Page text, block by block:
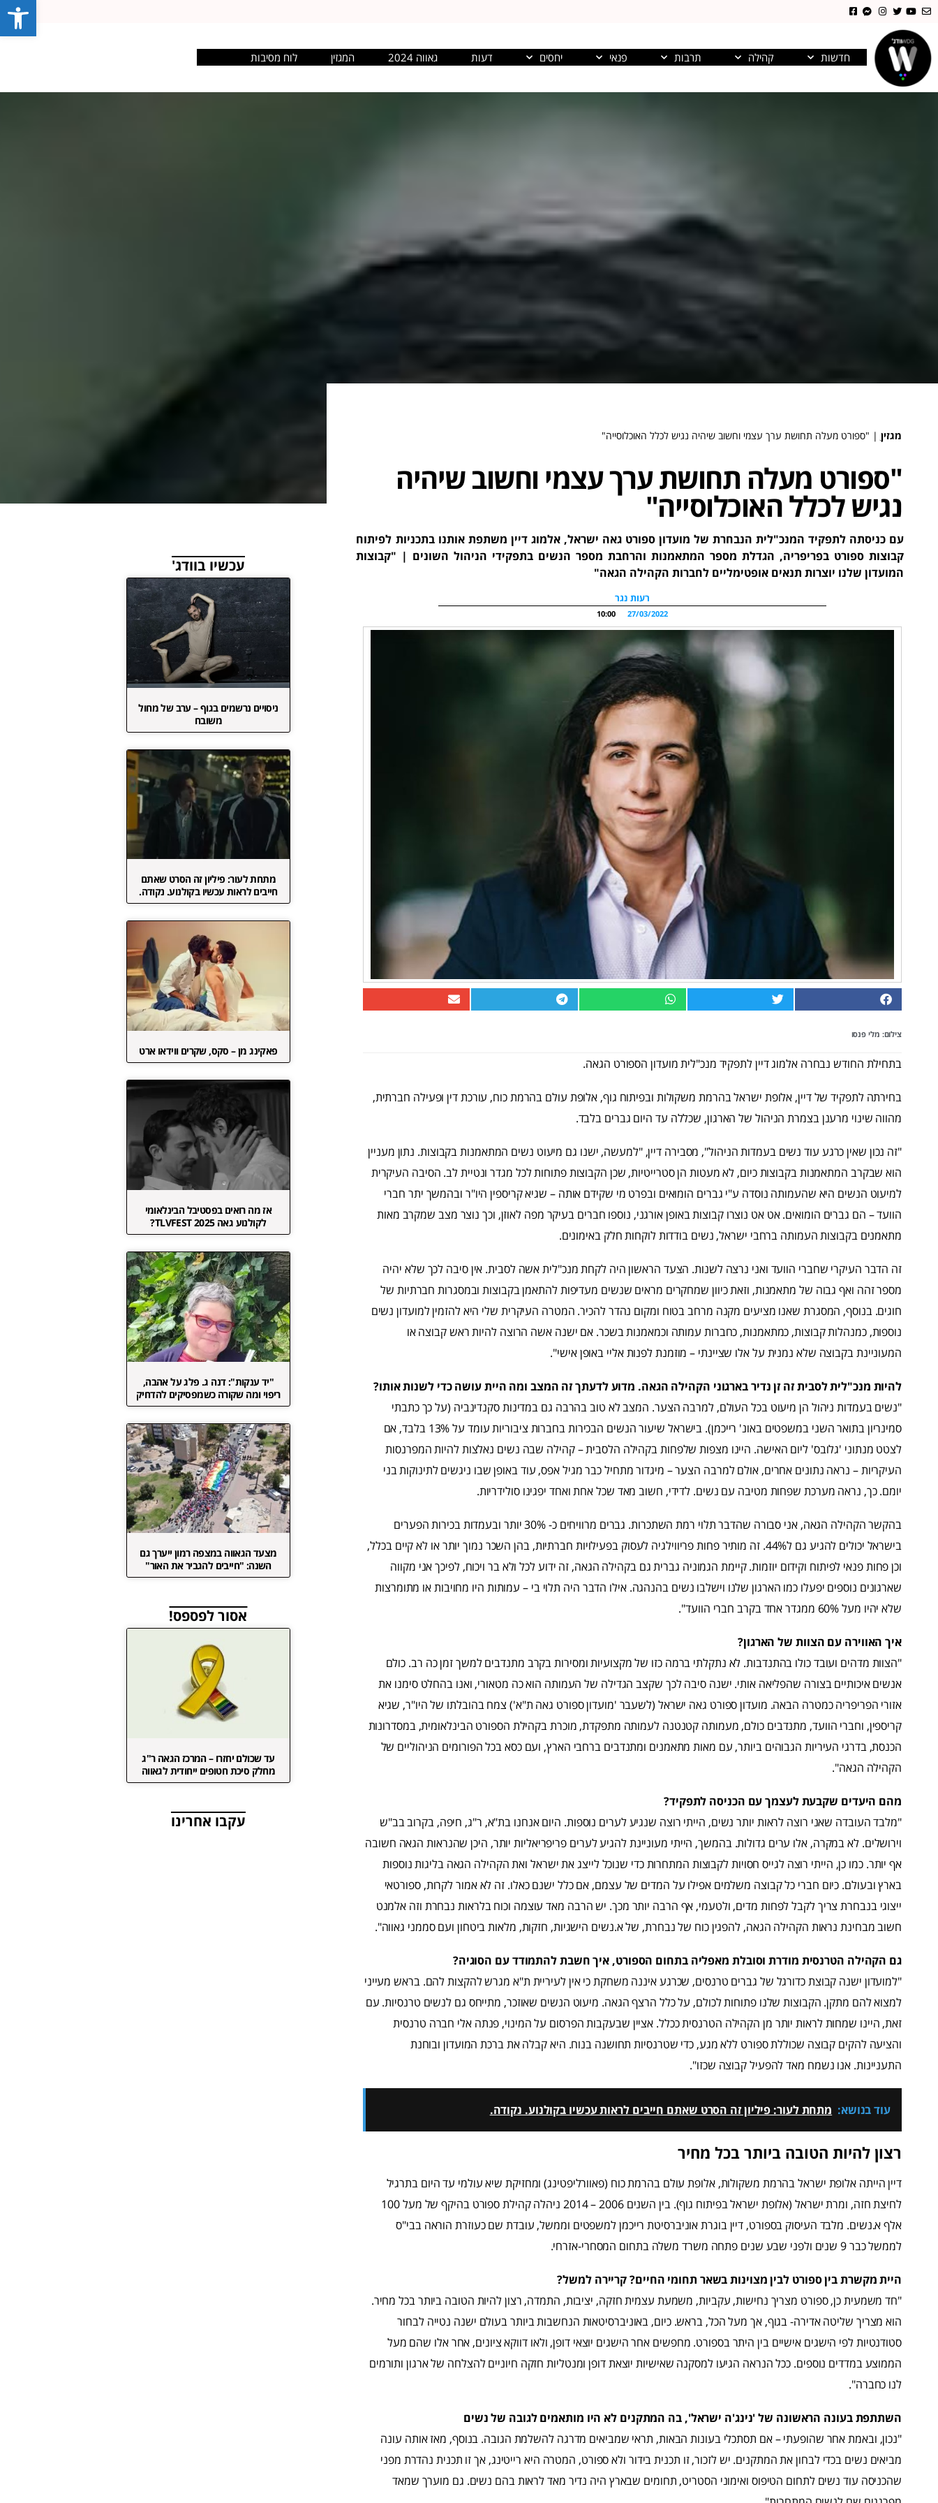
חדשות קהילה תרבות פנאי יחסים דעות גאווה 2024 המגזין לוח מסיבות
מגזין ֻ| "ספורט מעלה תחושת ערך עצמי וחשוב שיהיה נגיש לכלל האוכלוסייה"
"ספורט מעלה תחושת ערך עצמי וחשוב שיהיה
נגיש לכלל האוכלוסייה"
עם כניסתה לתפקיד המנכ"לית הנבחרת של מועדון ספורט גאה ישראל, אלמוג דיין משתפת אותנו בתכניות לפיתוח
קבוצות ספורט בפריפריה, הגדלת מספר המתאמנות והרחבת מספר הנשים בתפקידי הניהול השונים | "קבוצות
המועדון שלנו יוצרות תנאים אופטימליים לחברות הקהילה הגאה"
רעות נגר
27/03/2022
10:00
צילום: מלי פנסו
בתחילת החודש נבחרה אלמוג דיין לתפקיד מנכ"לית מועדון הספורט הגאה.
בחירתה לתפקיד של דיין, אלופת ישראל בהרמת משקולות ובפיתוח גוף, אלופת עולם בהרמת כוח, עורכת דין ופעילה חברתית,
מהווה שינוי מרענן בצמרת הניהול של הארגון, שכללה עד היום גברים בלבד.
"זה נכון שאין כרגע עוד נשים בעמדות הניהול", מסבירה דיין, "למעשה, ישנו גם מיעוט נשים המתאמנות בקבוצות. נתון מעניין
הוא שבקרב המתאמנות בקבוצות כיום, לא מעטות הן סטרייטיות, שכן הקבוצות פתוחות לכל מגדר ונטיית לב. הסיבה העיקרית
למיעוט הנשים היא שהעמותה נוסדה ע"י גברים הומואים ובפרט מי שקידם אותה – שגיא קריספין היו"ר ובהמשך יתר חברי
הוועד – הם גברים הומואים. אט אט נוצרו קבוצות באופן אורגני, נוספו חברים בעיקר מפה לאוזן, וכך נוצר מצב שמקרב מאות
מתאמנים בקבוצות העמותה ברחבי ישראל, נשים בודדות לוקחות חלק באימונים.
זה הדבר העיקרי שחברי הוועד ואני נרצה לשנות. הצעד הראשון היה לקחת מנכ"לית אשה לסבית. אין סיבה לכך שלא יהיה
מספר זהה ואף גבוה של מתאמנות, וזאת כיוון שמחקרים מראים שנשים מעדיפות להתאמן בקבוצות ובמסגרות חברתיות של
חוגים. בנוסף, המסגרת שאנו מציעים מקנה מרחב בטוח ומקום נהדר להכיר. המטרה העיקרית שלי היא להזמין למועדון נשים
נוספות, כמנהלות קבוצות, כמתאמנות, כחברות עמותה וכמאמנות בשכר. אם ישנה אשה הרוצה להיות ראש קבוצה או
המעוניינת בקבוצה שלא נמנית על אלו שציינתי – מוזמנת לפנות אליי באופן אישי".
להיות מנכ"לית לסבית זה זן נדיר בארגוני הקהילה הגאה. מדוע לדעתך זה המצב ומה היית עושה כדי לשנות אותו?
"נשים בעמדות ניהול הן מיעוט בכל העולם, למרבה הצער. המצב לא טוב בהרבה גם במדינות סקנדינביה (על כך כתבתי
סמינריון בתואר השני במשפטים באונ' רייכמן). בישראל שיעור הנשים הבכירות בחברות ציבוריות עומד על 13% בלבד, אם
לצטט מנתוני 'גלובס' ליום האישה. היינו מצפות שלפחות בקהילה הלסבית – קהילה שבה נשים נאלצות להיות המפרנסות
העיקריות – נראה נתונים אחרים, אולם למרבה הצער – מיגדור מתחיל כבר מגיל אפס, עוד באופן שבו ניגשים לתינוקות בני
יומם. כך, נראה מערכת שפחות מטיבה עם נשים. לדידי, חשוב מאד שכל אחת ואחד יפגינו סולידריות.
בהקשר הקהילה הגאה, אני סבורה שהדבר תלוי רמת השתכרות. גברים מרוויחים כ- 30% יותר ובעמדות בכירות הפערים
בישראל יכולים להגיע גם ל44%. זה מותיר פחות פריווילגיה לעסוק בפעילויות חברתיות, בהן השכר נמוך יותר או לא קיים בכלל,
וכן פחות פנאי לפיתוח וקידום יוזמות. קיימת הגמוניה גברית גם בקהילה הגאה, זה ידוע לכל ולא בר ויכוח, לפיכך אני מקווה
שארגונים נוספים יפעלו כמו הארגון שלנו וישלבו נשים בהנהגה. אילו הדבר היה תלוי בי – עמותות היו מחויבות או מתומרצות
שלא יהיו מעל 60% ממגדר אחד בקרב חברי הוועד".
איך האווירה עם הצוות של הארגון?
"הצוות מדהים ועובד כולו בהתנדבות. לא נתקלתי ברמה כזו של מקצועיות ומסירות בקרב מתנדבים למשך זמן כה רב. כולם
אנשים איכותיים בצורה שהפליאה אותי. ישנה סיבה לכך שקצב הגדילה של העמותה הוא כה מטאורי, ואנו בהחלט סימנו את
אזורי הפריפריה כמטרה הבאה. מועדון ספורט גאה ישראל (לשעבר 'מועדון ספורט גאה ת"א') צמח בהובלתו של היו"ר, שגיא
קריספין, וחברי הוועד, מתנדבים כולם, מעמותה קטנטנה לעמותה מתפקדת, מוכרת בקהילת הספורט הבינלאומית, במסדרונות
הכנסת, בדרגי העיריות הגבוהים ביותר, עם מאות מתאמנים ומתנדבים ברחבי הארץ, ועם כסא בכל הפורומים הניהוליים של
הקהילה הגאה".
מהם היעדים שקבעת לעצמך עם הכניסה לתפקיד?
"מלבד העובדה שאני רוצה לראות יותר נשים, הייתי רוצה שנגיע לערים נוספות. היום אנחנו בת"א, ר"ג, חיפה, בקרוב בב"ש
וירושלים. לא במקרה, אלו ערים גדולות. בהמשך, הייתי מעוניינת להגיע לערים פריפריאליות יותר, היכן שהנראות הגאה חשובה
אף יותר. כמו כן, הייתי רוצה לגייס חסויות לקבוצות המתחרות כדי שנוכל לייצג את ישראל ואת הקהילה הגאה בליגות נוספות
בארץ ובעולם. כיום חברי כל קבוצה משלמים אפילו על המדים של עצמם, אם כלל ישנם כאלו. זה לא אמור לקרות, ספורטאי
ייצוגי בנבחרת צריך לקבל לפחות מדים, ולטעמי, אף הרבה יותר מכך. יש הרבה מאד עוצמה וכוח בלראות נבחרת וזה אלמנט
חשוב מבחינת נראות הקהילה הגאה, להפגין כוח של נבחרת, של א.נשים הישגיות, חזקות, מלאות ביטחון ועם סממני גאווה".
גם הקהילה הטרנסית מודרת וסובלת מאפליה בתחום הספורט, איך חשבת להתמודד עם הסוגיה?
"למועדון ישנה קבוצת כדורגל של גברים טרנסים, שכרגע איננה משחקת כי אין לעיריית ת"א מגרש להקצות להם. בראש מעייני
למצוא להם מתקן. הקבוצות שלנו פתוחות לכולם, על כלל הרצף הגאה. מיעוט הנשים שאוזכר, מתייחס גם לנשים טרנסיות. עם
זאת, היינו שמחות לראות יותר מן הקהילה הטרנסית ככלל. אציין שבעקבות הפרסום על המינוי, פנתה אלי חברה טרנסית
והציעה להקים קבוצה שכוללת ספורט ללא מגע, כדי שטרנסיות תחושנה בנוח. היא קבלה את ברכת המועדון ובוחנת
התעניינות. אנו נשמח מאד להפעיל קבוצה שכזו".
עוד בנושא: מתחת לעור: פיליון זה הסרט שאתם חייבים לראות עכשיו בקולנוע. נקודה.
רצון להיות הטובה ביותר בכל מחיר
דיין הייתה אלופת ישראל בהרמת משקולות, אלופת עולם בהרמת כוח (פאוורליפטינג) ומחזיקת שיא עולמי עד היום בתרגיל
לחיצת חזה, ומרת ישראל (אלופת ישראל בפיתוח גוף). בין השנים 2006 – 2014 ניהלה קהילת ספורט בהיקף של מעל 100
אלף א.נשים. מלבד העיסוק בספורט, דיין בוגרת אוניברסיטת רייכמן למשפטים וממשל, עובדת שם כעוזרת הוראה בבי"ס
לממשל כבר 9 שנים ולפני שבע שנים פתחה משרד משלה בתחום המסחרי-אזרחי.
היית מקשרת בין ספורט לבין מצוינות בשאר תחומי החיים? קריירה למשל?
"חד משמעית כן, ספורט מצריך נחישות, עקביות, משמעת עצמית חזקה, יציבות, התמדה, רצון להיות הטובה ביותר בכל מחיר.
הוא מצריך שליטה אדירה- בגוף, אך מעל הכל, בראש. כיום, באוניברסיטאות הנחשבות ביותר בעולם ישנה נטייה לבחור
סטודנטיות לפי הישגים אישיים בין היתר בספורט. מחפשים אחר הישגים יוצאי דופן, ולאו דווקא ציונים, אחר אלו שהם מעל
הממוצע במדדים נוספים. ככל הנראה הגיעו למסקנה שאישיות יוצאת דופן ומנטליות חזקה חיוניים להצלחה של ארגון ותורמים
לנו כחברה".
השתתפת בעונה הראשונה של 'נינג'ה ישראל', בה המתקנים לא היו מותאמים לגובה של נשים
"נכון, ובאמת אחר שהופעתי – אם תסתכלי בעונות הבאות, תראי שמביאים מדרגה להשלמת הגובה. בנוסף, מאז אותה עונה
מביאים נשים בכדי לבחון את המתקנים. יש לזכור, זו תכנית בידור ולא ספורט, המטרה היא רייטינג, אך זו תכנית נהדרת מפני
שהכניסה עוד נשים לתחום הטיפוס ואימוני הסטריט, תחומים שבארץ היה נדיר מאד לראות בהם נשים. גם מוערך שמאד
עכשיו בוודג'
ניסויים נרשמים בגוף – ערב של מחול
משובח
מתחת לעור: פיליון זה הסרט שאתם
חייבים לראות עכשיו בקולנוע. נקודה.
פאקינג מן – סקס, שקרים ווידאו ארט
אז מה רואים בפסטיבל הבינלאומי
לקולנוע גאה TLVFEST 2025?
"יד ענקות": דנה ג. פלג על אהבה,
ריפוי ומה שקורה כשמפסיקים להדחיק
מצעד הגאווה במצפה רמון ייערך גם
השנה: "חייבים להגביר את האור"
אסור לפספס!
עד שכולם יחזרו – המרכז הגאה ר"ג
מחלק סיכת חטופים ייחודית לגאווה
עקבו אחרינו